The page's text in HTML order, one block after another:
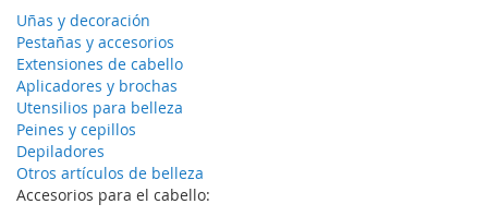
Uñas y decoración
Pestañas y accesorios
Extensiones de cabello
Aplicadores y brochas
Utensilios para belleza
Peines y cepillos
Depiladores
Otros artículos de belleza
Accesorios para el cabello: